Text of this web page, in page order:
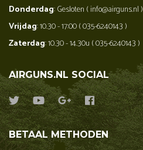
Donderdag: Gesloten ( info@airguns.nl )
Vrijdag: 10.30 - 17:00 ( 035-6240143 )
Zaterdag: 10.30 - 14.30u ( 035-6240143 )
AIRGUNS.NL SOCIAL
BETAAL METHODEN